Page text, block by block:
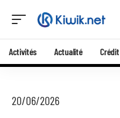
Activités Actualité Crédit
20/06/2026